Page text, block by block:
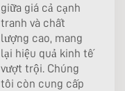
giữa giá cả cạnh
tranh và chất
lượng cao, mang
lại hiệu quả kinh tế
vượt trội. Chúng
tôi còn cung cấp